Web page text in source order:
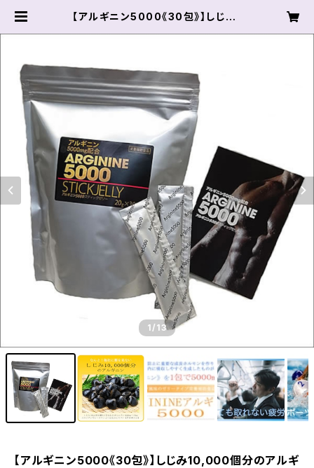
【アルギニン5000《30包》】しじみ1
1 /13
【アルギニン5000《30包》】しじみ10,000個分のアルギ